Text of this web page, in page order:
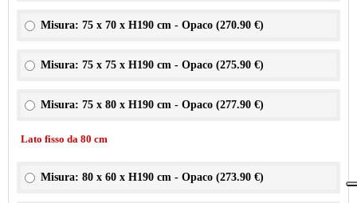
Misura: 75 x 70 x H190 cm - Opaco (270.90 €)
Misura: 75 x 75 x H190 cm - Opaco (275.90 €)
Misura: 75 x 80 x H190 cm - Opaco (277.90 €)
Lato fisso da 80 cm
Misura: 80 x 60 x H190 cm - Opaco (273.90 €)